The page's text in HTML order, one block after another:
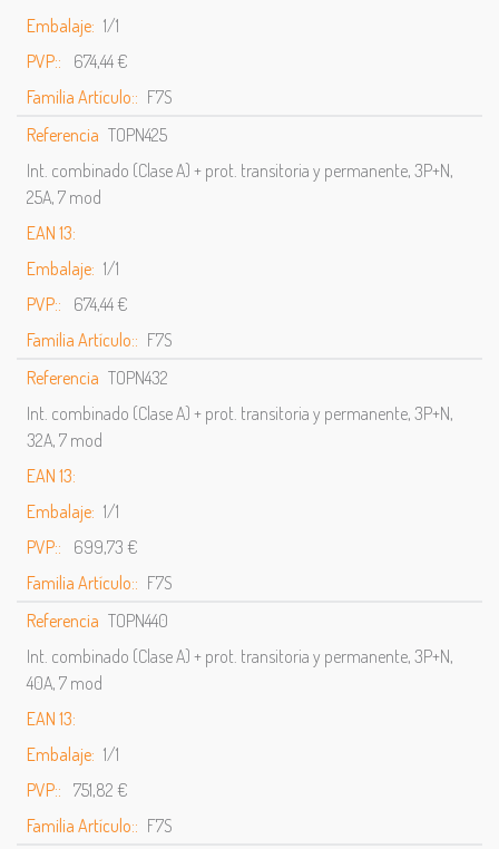
Embalaje: 1/1
PVP::
674,44 €
Familia Artículo:: F7S
Referencia TOPN425
Int. combinado (Clase A) + prot. transitoria y permanente, 3P+N,
25A, 7 mod
EAN 13:
Embalaje: 1/1
PVP::
674,44 €
Familia Artículo:: F7S
Referencia TOPN432
Int. combinado (Clase A) + prot. transitoria y permanente, 3P+N,
32A, 7 mod
EAN 13:
Embalaje: 1/1
PVP::
699,73 €
Familia Artículo:: F7S
Referencia TOPN440
Int. combinado (Clase A) + prot. transitoria y permanente, 3P+N,
40A, 7 mod
EAN 13:
Embalaje: 1/1
PVP:: 751,82 €
Familia Artículo:: F7S